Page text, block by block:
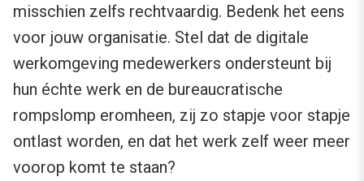
misschien zelfs rechtvaardig. Bedenk het eens
voor jouw organisatie. Stel dat de digitale
werkomgeving medewerkers ondersteunt bij
hun échte werk en de bureaucratische
rompslomp eromheen, zij zo stapje voor stapje
ontlast worden, en dat het werk zelf weer meer
voorop komt te staan?